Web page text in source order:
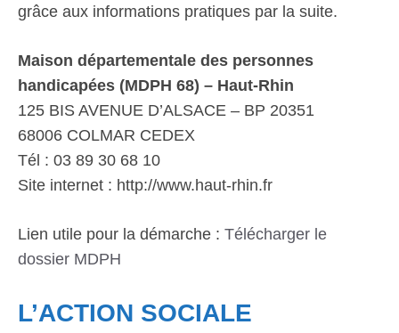
grâce aux informations pratiques par la suite.
Maison départementale des personnes
handicapées (MDPH 68) – Haut-Rhin
125 BIS AVENUE D’ALSACE – BP 20351
68006 COLMAR CEDEX
Tél : 03 89 30 68 10
Site internet : http://www.haut-rhin.fr
Lien utile pour la démarche : Télécharger le
dossier MDPH
L’ACTION SOCIALE